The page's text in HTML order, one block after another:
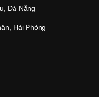
Đà Nẵng
Hải Phòng